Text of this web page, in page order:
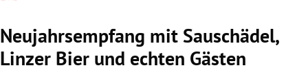
Untermenü
Untermenü
Neujahrsempfang mit Sauschädel,
Linzer Bier und echten Gästen